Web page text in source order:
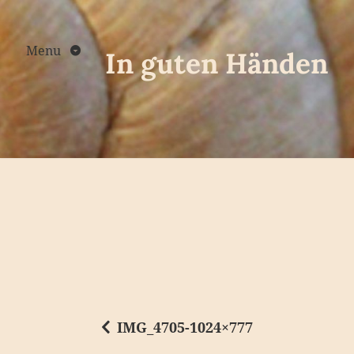
Skip
to
contentMenu In guten Händen
IMG_4705-1024×777